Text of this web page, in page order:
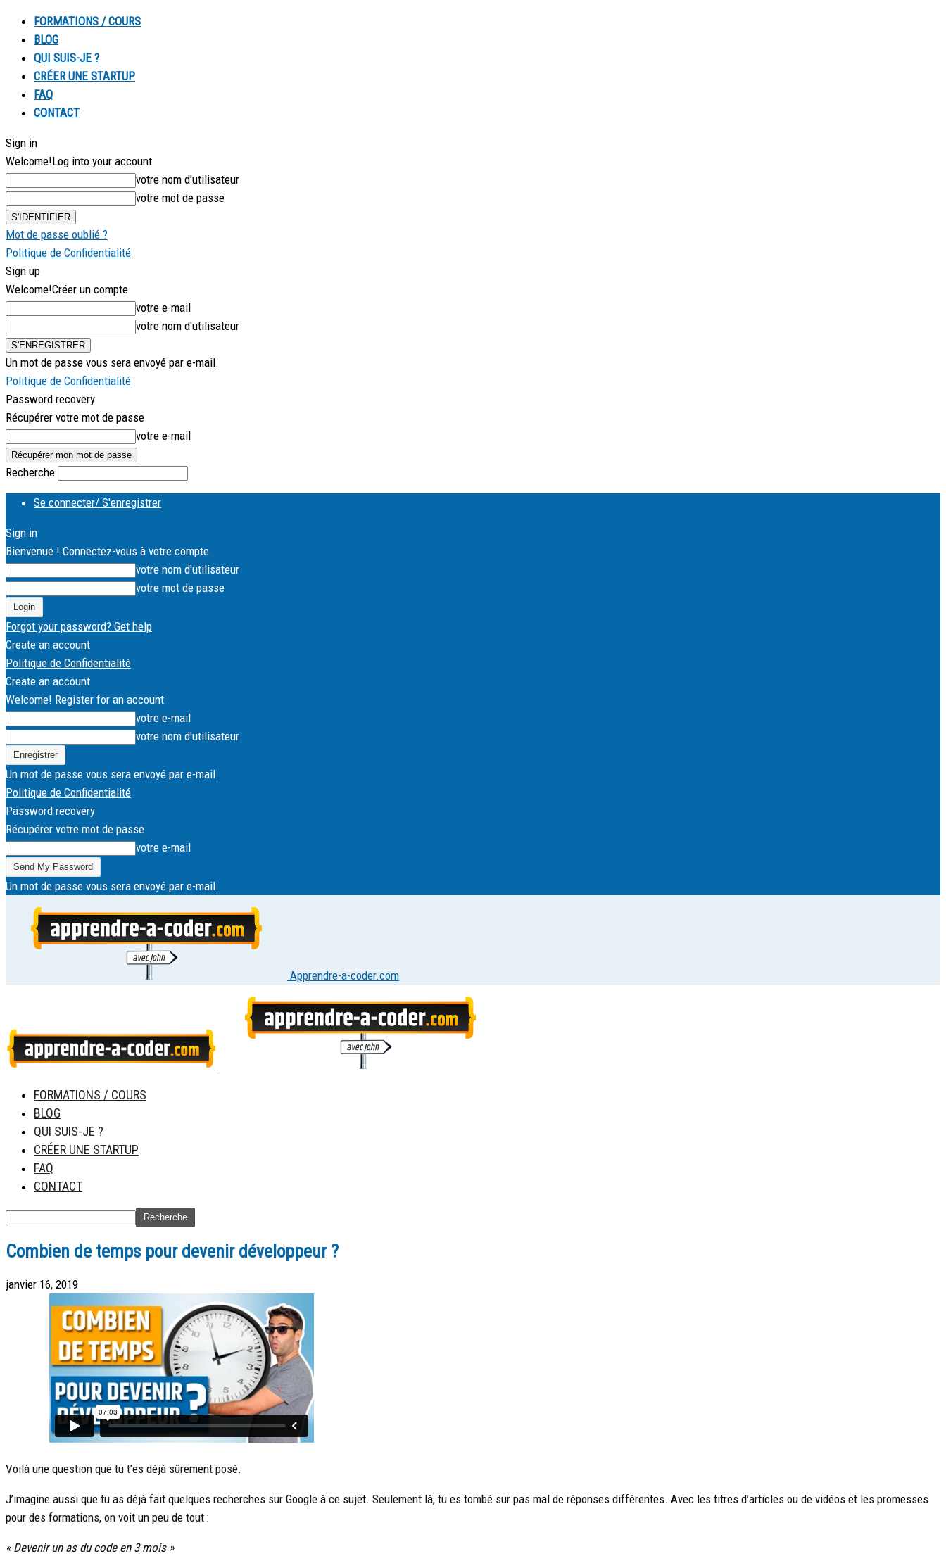
FORMATIONS / COURS
BLOG
QUI SUIS-JE ?
CRÉER UNE STARTUP
FAQ
CONTACT
Sign in
Welcome!Log into your account
votre nom d'utilisateur
votre mot de passe
Mot de passe oublié ?
Politique de Confidentialité
Sign up
Welcome!Créer un compte
votre e-mail
votre nom d'utilisateur
Un mot de passe vous sera envoyé par e-mail.
Politique de Confidentialité
Password recovery
Récupérer votre mot de passe
votre e-mail
Recherche
Se connecter/ S'enregistrer
Sign in
Bienvenue ! Connectez-vous à votre compte
votre nom d'utilisateur
votre mot de passe
Forgot your password? Get help
Create an account
Politique de Confidentialité
Create an account
Welcome! Register for an account
votre e-mail
votre nom d'utilisateur
Un mot de passe vous sera envoyé par e-mail.
Politique de Confidentialité
Password recovery
Récupérer votre mot de passe
votre e-mail
Un mot de passe vous sera envoyé par e-mail.
Apprendre-a-coder.com
FORMATIONS / COURS
BLOG
QUI SUIS-JE ?
CRÉER UNE STARTUP
FAQ
CONTACT
Combien de temps pour devenir développeur ?
janvier 16, 2019
Voilà une question que tu t’es déjà sûrement posé.
J’imagine aussi que tu as déjà fait quelques recherches sur Google à ce sujet. Seulement là, tu es tombé sur pas mal de réponses différentes. Avec les titres d’articles ou de vidéos et les promesses
pour des formations, on voit un peu de tout :
« Devenir un as du code en 3 mois »